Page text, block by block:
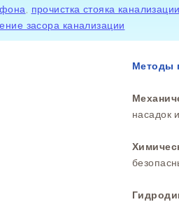
, прочистка стояка канализации
засора канализации
Методы
насадок